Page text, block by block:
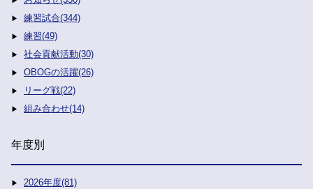
練習試合(344)
練習(49)
社会貢献活動(30)
OBOGの活躍(26)
リーグ戦(22)
組み合わせ(14)
年度別
2026年度(81)